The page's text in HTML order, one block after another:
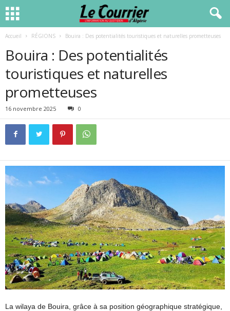
Accueil RÉGIONS Bouira : Des potentialités touristiques et naturelles prometteuses
Bouira : Des potentialités
touristiques et naturelles
prometteuses
16 novembre 2025 0
La wilaya de Bouira, grâce à sa position géographique stratégique,